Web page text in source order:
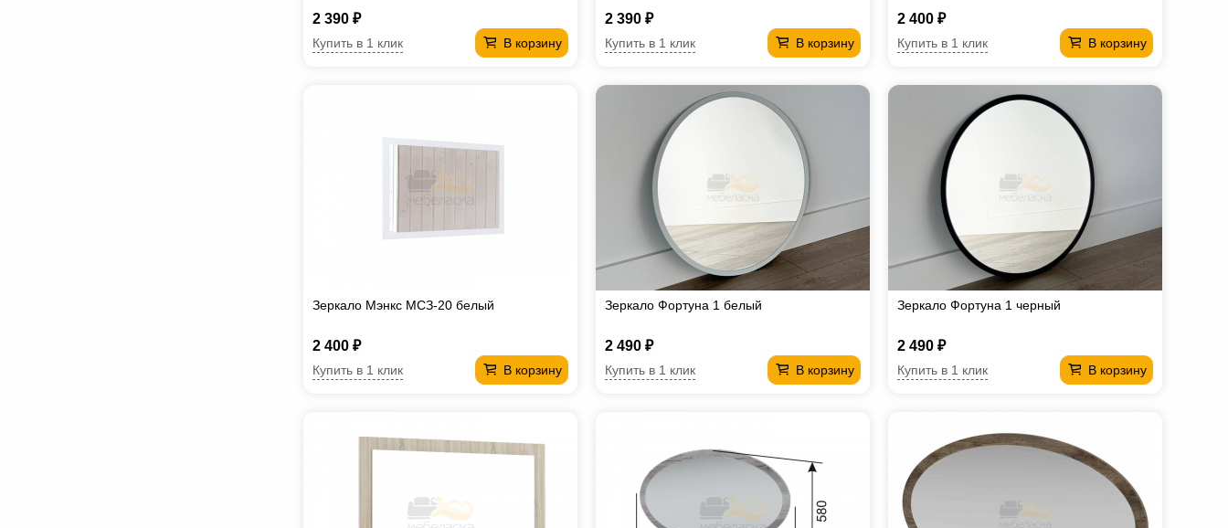
2 390 ₽
В корзину
Купить в 1 клик
2 390 ₽
В корзину
Купить в 1 клик
2 400 ₽
В корзину
Купить в 1 клик
Зеркало Мэнкс МСЗ-20 белый
2 400 ₽
В корзину
Купить в 1 клик
Зеркало Фортуна 1 белый
2 490 ₽
В корзину
Купить в 1 клик
Зеркало Фортуна 1 черный
2 490 ₽
В корзину
Купить в 1 клик